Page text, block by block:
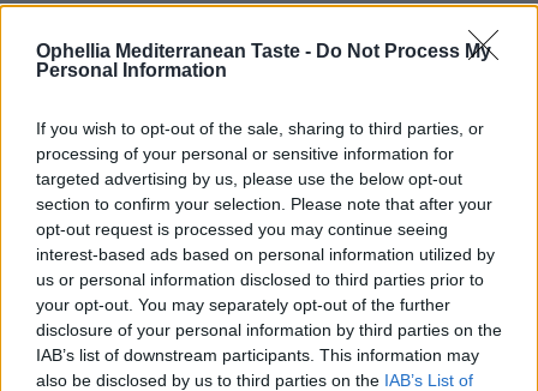
Ophellia Mediterranean Taste - Do Not Process My
Personal Information
If you wish to opt-out of the sale, sharing to third parties, or
processing of your personal or sensitive information for
targeted advertising by us, please use the below opt-out
section to confirm your selection. Please note that after your
opt-out request is processed you may continue seeing
interest-based ads based on personal information utilized by
us or personal information disclosed to third parties prior to
your opt-out. You may separately opt-out of the further
disclosure of your personal information by third parties on the
IAB’s list of downstream participants. This information may
also be disclosed by us to third parties on the IAB’s List of
: από σαλάτες και τυριά
έως ψητά κρέατα, λαχανικά ή φρούτα
για επαγγελματίες και λάτρεις της μαγειρικής
🌿 Φυσικά συστατικά χωρίς συντηρητικά
🌿 Χαμηλές θερμίδες– ιδανικό για υγιεινή
μεσογειακή διατροφή
🌿 Μεγάλη διάρκεια ζωής,χωρίς ανάγκη ψυγείου
🌿 Εύχρηστη συσκευασία squeeze ή γυάλινη φιάλη
Γνήσιο βαλσαμικόOphellia: Η διακριτική
πολυτέλεια που απογειώνει τις καθημερινές σας
γεύσεις.